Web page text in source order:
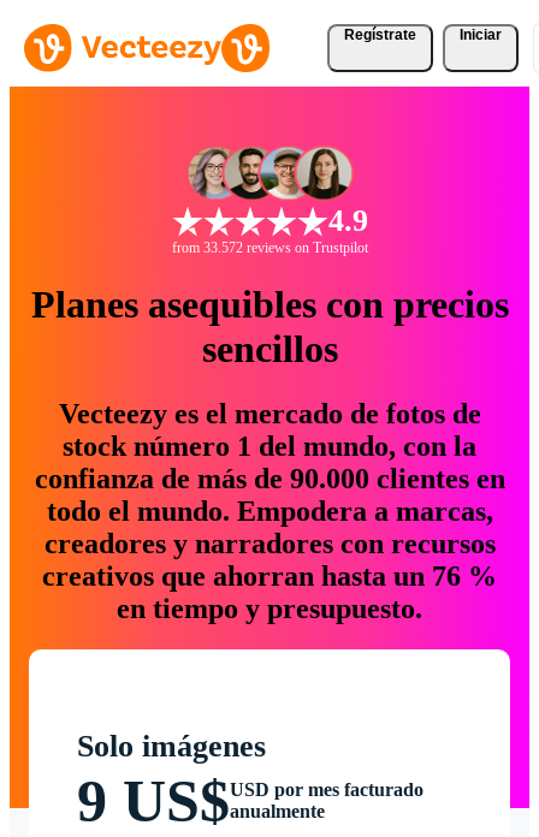
Regístrate Iniciar
4.9
from 33.572 reviews on Trustpilot
Planes asequibles con precios
sencillos
Vecteezy es el mercado de fotos de
stock número 1 del mundo, con la
confianza de más de 90.000 clientes en
todo el mundo. Empodera a marcas,
creadores y narradores con recursos
creativos que ahorran hasta un 76 %
en tiempo y presupuesto.
Solo imágenes
9 US$USD por mes facturado
anualmente